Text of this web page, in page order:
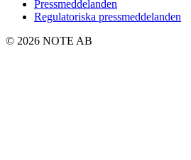
Pressmeddelanden
Regulatoriska pressmeddelanden
© 2026 NOTE AB